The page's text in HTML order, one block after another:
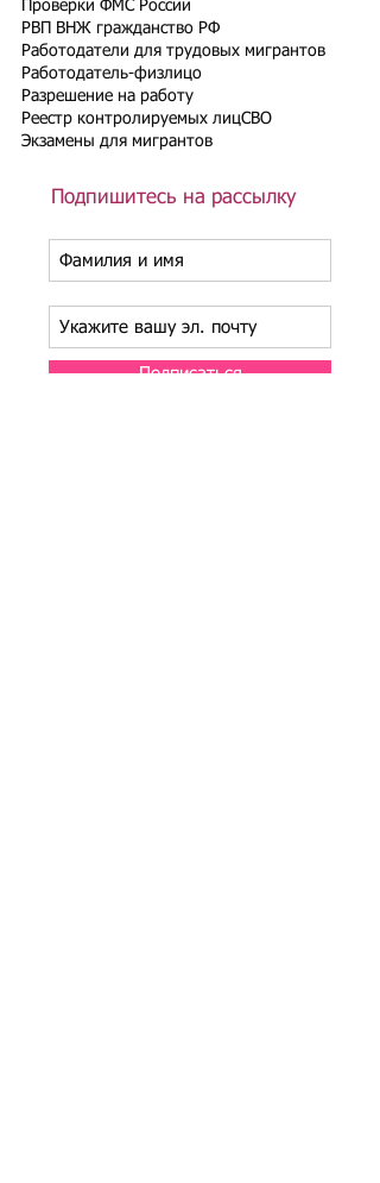
Проверки ФМС России
РВП ВНЖ гражданство РФ
Работодатели для трудовых мигрантов
Работодатель-физлицо
Разрешение на работу
Реестр контролируемых лицСВО
Экзамены для мигрантов
Подпишитесь на рассылку
Подписаться